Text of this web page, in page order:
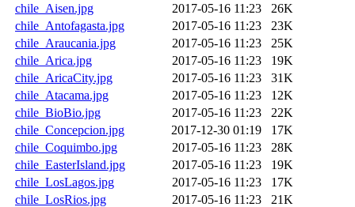
chile_Aisen.jpg
2017-05-16 11:23
26K
chile_Antofagasta.jpg
2017-05-16 11:23
23K
chile_Araucania.jpg
2017-05-16 11:23
25K
chile_Arica.jpg
2017-05-16 11:23
19K
chile_AricaCity.jpg
2017-05-16 11:23
31K
chile_Atacama.jpg
2017-05-16 11:23
12K
chile_BioBio.jpg
2017-05-16 11:23
22K
chile_Concepcion.jpg
2017-12-30 01:19
17K
chile_Coquimbo.jpg
2017-05-16 11:23
28K
chile_EasterIsland.jpg
2017-05-16 11:23
19K
chile_LosLagos.jpg
2017-05-16 11:23
17K
chile_LosRios.jpg
2017-05-16 11:23
21K